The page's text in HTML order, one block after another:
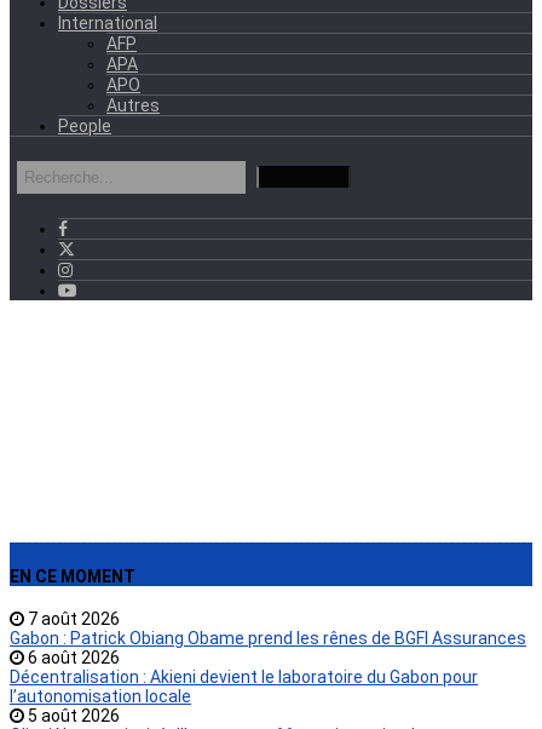
International
AFP
APA
APO
Autres
People
EN CE MOMENT
7 août 2026
Gabon : Patrick Obiang Obame prend les rênes de BGFI Assurances
6 août 2026
Décentralisation : Akieni devient le laboratoire du Gabon pour
l’autonomisation locale
5 août 2026